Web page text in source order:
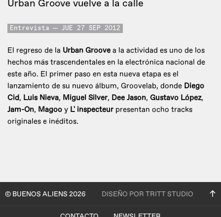
Urban Groove vuelve a la calle
Entrevista JUE 27 SEP 2012
El regreso de la Urban Groove a la actividad es uno de los
hechos más trascendentales en la electrónica nacional de
este año. El primer paso en esta nueva etapa es el
lanzamiento de su nuevo álbum, Groovelab, donde Diego
Cid, Luis Nieva, Miguel Silver, Dee Jason, Gustavo López,
Jam-On, Magoo y L' inspecteur presentan ocho tracks
originales e inéditos.
© BUENOS ALIENS 2026 DISEÑO POR TRITT STUDIO